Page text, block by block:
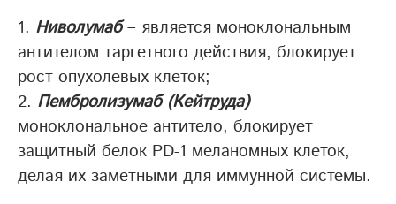
Ниволумаб– является моноклональным
антителом таргетного действия, блокирует
рост опухолевых клеток;
Пембролизумаб (Кейтруда)–
моноклональное антитело, блокирует
защитный белок PD-1 меланомных клеток,
делая их заметными для иммунной системы.